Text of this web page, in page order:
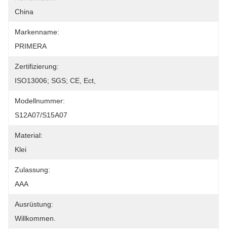
China
Markenname:
PRIMERA
Zertifizierung:
ISO13006; SGS; CE, Ect,
Modellnummer:
S12A07/S15A07
Material:
Klei
Zulassung:
AAA
Ausrüstung:
Willkommen.